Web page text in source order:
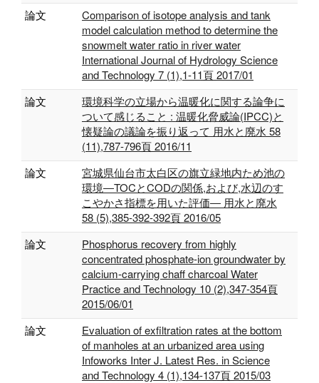
論文
Comparison of isotope analysis and tank
model calculation method to determine the
snowmelt water ratio in river water
International Journal of Hydrology Science
and Technology 7 (1),1-11頁 2017/01
論文
環境科学の立場から温暖化に関する論争に
ついて感じること : 温暖化脅威論(IPCC)と
懐疑論の議論を振り返って 用水と廃水 58
(11),787-796頁 2016/11
論文
宮城県仙台市太白区の旗立緑地内ため池の
環境―TOCとCODの関係,および,水辺のす
こやかさ指標を用いた評価― 用水と廃水
58 (5),385‐392-392頁 2016/05
論文
Phosphorus recovery from highly
concentrated phosphate-ion groundwater by
calcium-carrying chaff charcoal Water
Practice and Technology 10 (2),347-354頁
2015/06/01
論文
Evaluation of exfiltration rates at the bottom
of manholes at an urbanized area using
Infoworks Inter J. Latest Res. in Science
and Technology 4 (1),134-137頁 2015/03